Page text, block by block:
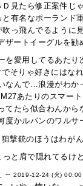
見たら修正案件
有名なポーラン
っ飛んでるように
ザートイーグルを
を愛用してるあた
そりゃ好きにはな
なんで…浪漫がわ
あたりのスマー
てたら似合わんか
度かルパンのワル
撃銃のほうはわが
と肩で隠れてるけ
--2019-12-24 (火)